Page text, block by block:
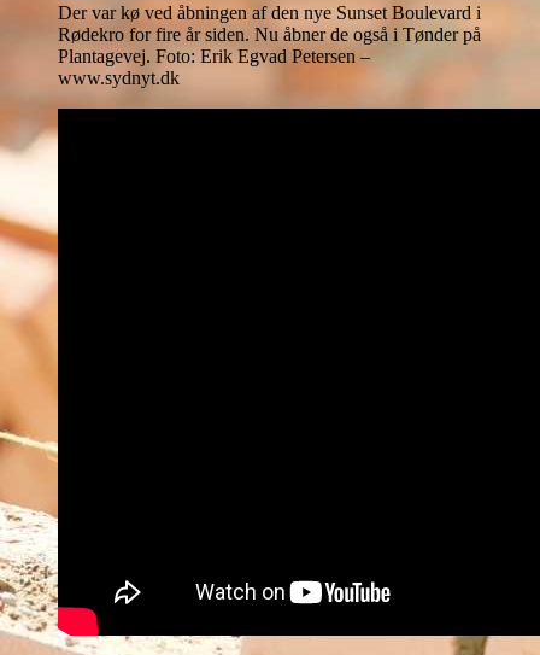
Der var kø ved åbningen af den nye Sunset Boulevard i
Rødekro for fire år siden. Nu åbner de også i Tønder på
Plantagevej. Foto: Erik Egvad Petersen –
www.sydnyt.dk